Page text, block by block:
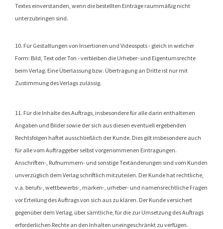
Textes einverstanden, wenn die bestellten Einträge raummäßig nicht
unterzubringen sind.
10. Für Gestaltungen von Insertionen und Videospots - gleich in welcher
Form: Bild, Text oder Ton - verbleiben die Urheber- und Eigentumsrechte
beim Verlag. Eine Überlassung bzw. Übertragung an Dritte ist nur mit
Zustimmung des Verlags zulässig.
11. Für die Inhalte des Auftrags, insbesondere für alle darin enthaltenen
Angaben und Bilder sowie der sich aus diesen eventuell ergebenden
Rechtsfolgen haftet ausschließlich der Kunde. Dies gilt insbesondere auch
für alle vom Auftraggeber selbst vorgenommenen Eintragungen.
Anschriften-, Rufnummern- und sonstige Textänderungen sind vom Kunden
unverzüglich dem Verlag schriftlich mitzuteilen. Der Kunde hat rechtliche,
v.a. berufs-, wettbewerbs-, marken-, urheber- und namensrechtliche Fragen
vor Erteilung des Auftrags von sich aus zu klären. Der Kunde versichert
gegenüber dem Verlag, über sämtliche, für die zur Umsetzung des Auftrags
erforderlichen Rechte an den Inhalten uneingeschränkt zu verfügen.